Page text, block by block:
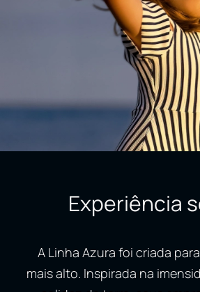
Experiência
A Linha Azura foi criada
mais alto. Inspirada na